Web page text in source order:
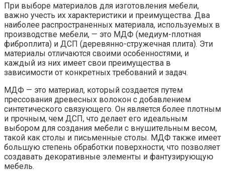
При выборе материалов для изготовления мебели,
важно учесть их характеристики и преимущества. Два
наиболее распространенных материала, используемых в
производстве мебели, — это МДФ (медиум-плотная
фиброплита) и ДСП (деревянно-стружечная плита). Эти
материалы отличаются своими особенностями, и
каждый из них имеет свои преимущества в
зависимости от конкретных требований и задач.
МДФ — это материал, который создается путем
прессования древесных волокон с добавлением
синтетического связующего. Он является более плотным
и прочным, чем ДСП, что делает его идеальным
выбором для создания мебели с внушительным весом,
такой как столы и письменные столы. МДФ также имеет
большую степень обработки поверхности, что позволяет
создавать декоративные элементы и фантузирующую
мебель.